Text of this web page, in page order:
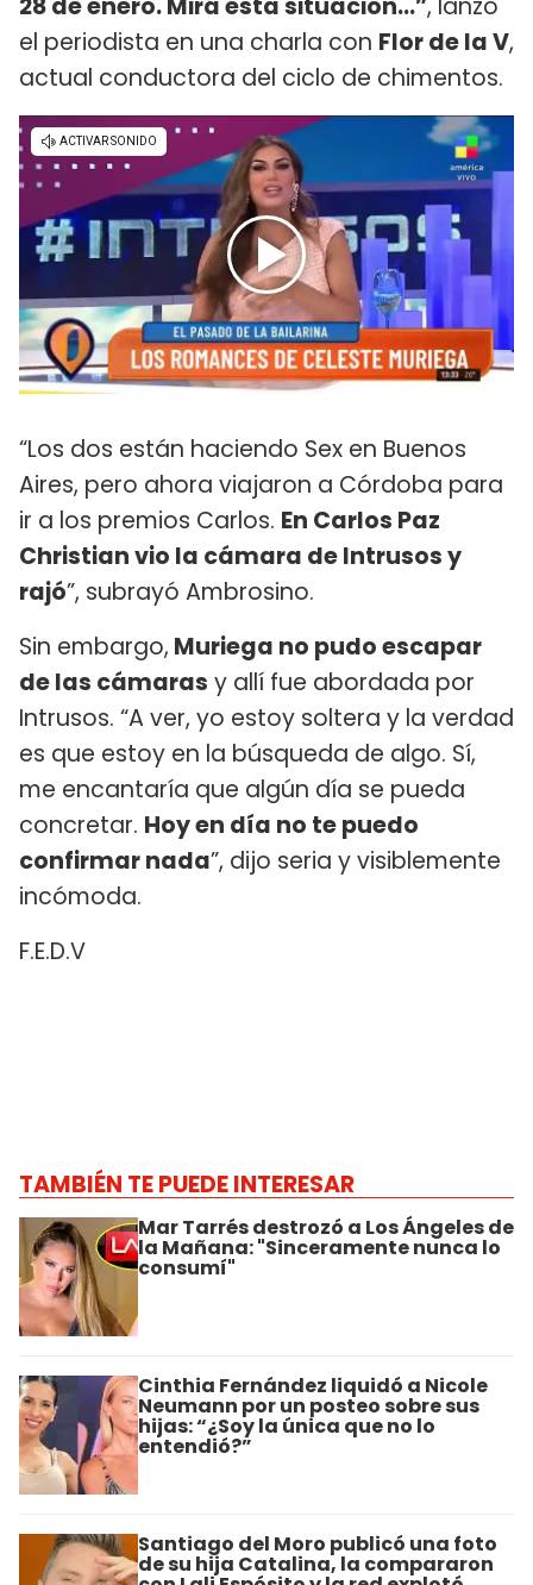
el periodista en una charla con Flor de la V,
actual conductora del ciclo de chimentos.
“Los dos están haciendo Sex en Buenos
Aires, pero ahora viajaron a Córdoba para
ir a los premios Carlos. En Carlos Paz
Christian vio la cámara de Intrusos y
rajó”, subrayó Ambrosino.
Sin embargo, Muriega no pudo escapar
de las cámaras y allí fue abordada por
Intrusos. “A ver, yo estoy soltera y la verdad
es que estoy en la búsqueda de algo. Sí,
me encantaría que algún día se pueda
concretar. Hoy en día no te puedo
confirmar nada”, dijo seria y visiblemente
incómoda.
F.E.D.V
TAMBIÉN TE PUEDE INTERESAR
Mar Tarrés destrozó a Los Ángeles de
la Mañana: "Sinceramente nunca lo
consumí"
Cinthia Fernández liquidó a Nicole
Neumann por un posteo sobre sus
hijas: “¿Soy la única que no lo
entendió?”
Santiago del Moro publicó una foto
de su hija Catalina, la compararon